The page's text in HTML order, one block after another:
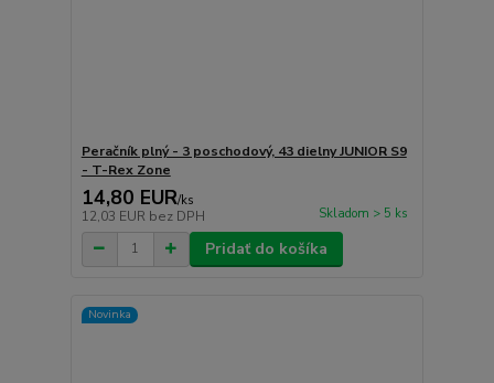
Peračník plný - 3 poschodový, 43 dielny JUNIOR S9
- T-Rex Zone
14,80 EUR/ks
12,03 EUR bez DPH Skladom > 5 ks
Pridať do košíka
Novinka